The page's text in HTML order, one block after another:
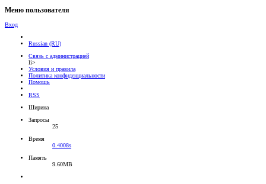
Меню пользователя
Вход
Russian (RU)
Связь с администрацией
li>
Условия и правила
Политика конфиденциальности
Помощь
RSS
Ширина
Запросы
25
Время
0.4008s
Память
9.60MB